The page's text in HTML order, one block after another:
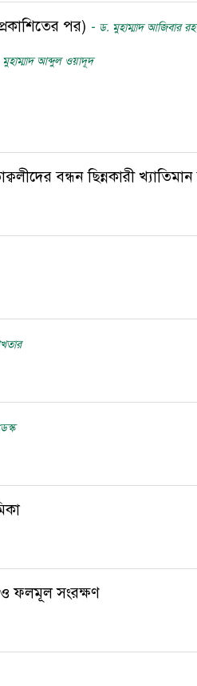
পর) - ড. মুহাম্মাদ আজিবার
মুহাম্মাদ আব্দুল ওয়াদূদ
বন্ধন ছিন্নকারী খ্যাতিমান
ও ফলমূল সংরক্ষণ